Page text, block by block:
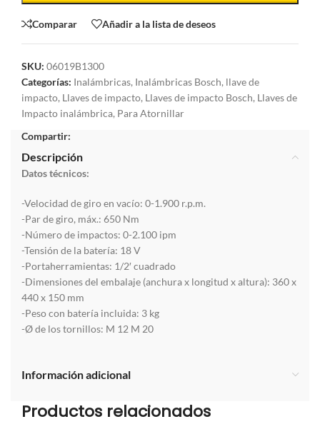
Comparar Añadir a la lista de deseos
SKU: 06019B1300
Categorías: Inalámbricas, Inalámbricas Bosch, llave de
impacto, Llaves de impacto, Llaves de impacto Bosch, Llaves de
Impacto inalámbrica, Para Atornillar
Compartir:
Descripción
Datos técnicos:
-Velocidad de giro en vacío: 0-1.900 r.p.m.
-Par de giro, máx.: 650 Nm
-Número de impactos: 0-2.100 ipm
-Tensión de la batería: 18 V
-Portaherramientas: 1/2′ cuadrado
-Dimensiones del embalaje (anchura x longitud x altura): 360 x
440 x 150 mm
-Peso con batería incluida: 3 kg
-Ø de los tornillos: M 12 M 20
Información adicional
Productos relacionados